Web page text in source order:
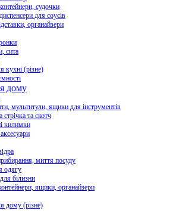
судочки
для соусів
органайзери
сита
кухні (різне)
дому
мультитули, ящики для інструментів
стрічка та скотч
килимки
миття посуду
одягу
білизни
ящики, органайзери
дому (різне)